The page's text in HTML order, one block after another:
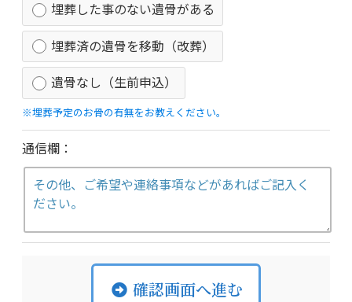
埋葬した事のない遺骨がある
埋葬済の遺骨を移動（改葬）
遺骨なし（生前申込）
※埋葬予定のお骨の有無をお教えください。
通信欄：
確認画面へ進む